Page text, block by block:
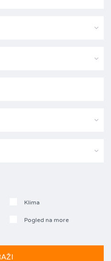
Klima
Pogled na more